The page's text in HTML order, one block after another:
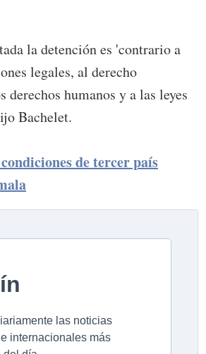
la detención es 'contrario a
legales, al derecho
derechos humanos y a las leyes
Bachelet.
de tercer país